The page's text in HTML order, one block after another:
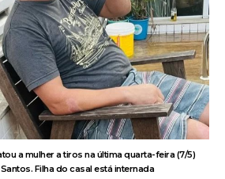
a mulher a tiros na última quarta-feira (7/5)
Filha do casal está internada